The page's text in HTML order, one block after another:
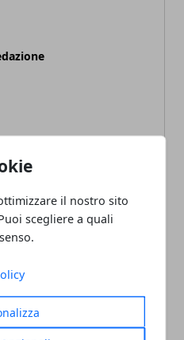
il nostro sito
scegliere a quali